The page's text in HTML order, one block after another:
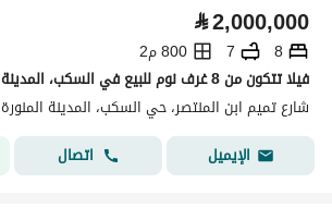
⃁2,000,000
8
7
800 م2
فيلا تتكون من 8 غرف نوم للبيع في السكب، المدينة
شارع تميم ابن المنتصر، حي السكب، المدينة المنورة
الإيميل
اتصال